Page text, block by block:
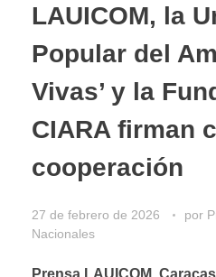
LAUICOM, la
Popular del
Vivas’ y la
CIARA firman
cooperación
27 de febrero de 2026 por
Nacionales
Prensa LAUICOM,